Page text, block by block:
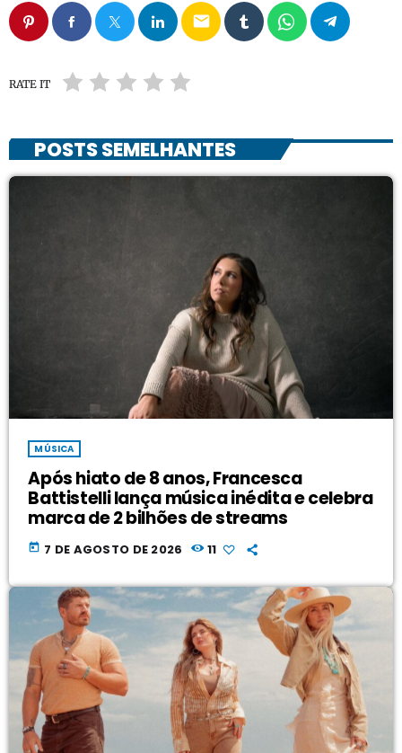
email
RATE IT
POSTS SEMELHANTES
MÚSICA
Após hiato de 8 anos, Francesca
Battistelli lança música inédita e celebra
marca de 2 bilhões de streams
today 7 DE AGOSTO DE 2026 11